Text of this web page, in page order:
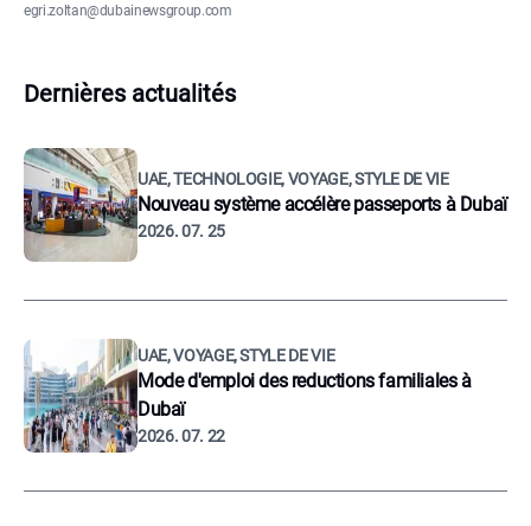
egri.zoltan@dubainewsgroup.com
Dernières actualités
UAE, TECHNOLOGIE, VOYAGE, STYLE DE VIE
Nouveau système accélère passeports à Dubaï
2026. 07. 25
UAE, VOYAGE, STYLE DE VIE
Mode d'emploi des reductions familiales à
Dubaï
2026. 07. 22